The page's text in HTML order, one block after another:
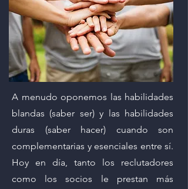
A menudo oponemos las habilidades
blandas (saber ser) y las habilidades
duras (saber hacer) cuando son
complementarias y esenciales entre sí.
Hoy en día, tanto los reclutadores
como los socios le prestan más